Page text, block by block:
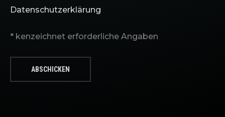
Datenschutzerklärung
* kenzeichnet erforderliche Angaben